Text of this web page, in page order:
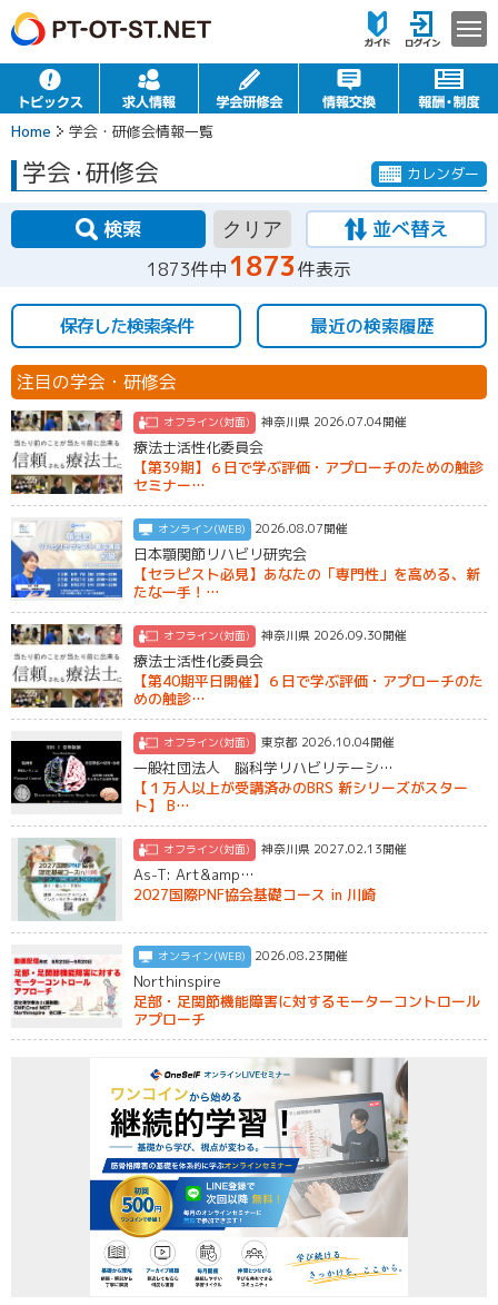
Home 学会・研修会情報一覧
学会・研修会 カレンダー
検索 クリア 並べ替え
1873件中1873件表示
保存した検索条件 最近の検索履歴
注目の学会・研修会
オフライン(対面) 神奈川県 2026.07.04開催
療法士活性化委員会
【第39期】６日で学ぶ評価・アプローチのための触診
セミナー…
オンライン(WEB) 2026.08.07開催
日本顎関節リハビリ研究会
【セラピスト必見】あなたの「専門性」を高める、新
たな一手！…
オフライン(対面) 神奈川県 2026.09.30開催
療法士活性化委員会
【第40期平日開催】６日で学ぶ評価・アプローチのた
めの触診…
オフライン(対面) 東京都 2026.10.04開催
一般社団法人 脳科学リハビリテーシ…
【１万人以上が受講済みのBRS 新シリーズがスター
ト】 B…
オフライン(対面) 神奈川県 2027.02.13開催
As-T: Art&amp…
2027国際PNF協会基礎コース in 川崎
オンライン(WEB) 2026.08.23開催
Northinspire
足部・足関節機能障害に対するモーターコントロール
アプローチ